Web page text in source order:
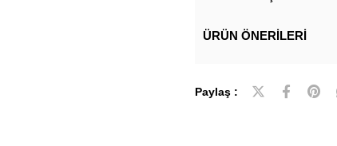
ÜRÜN ÖNERILERI
Paylaş :